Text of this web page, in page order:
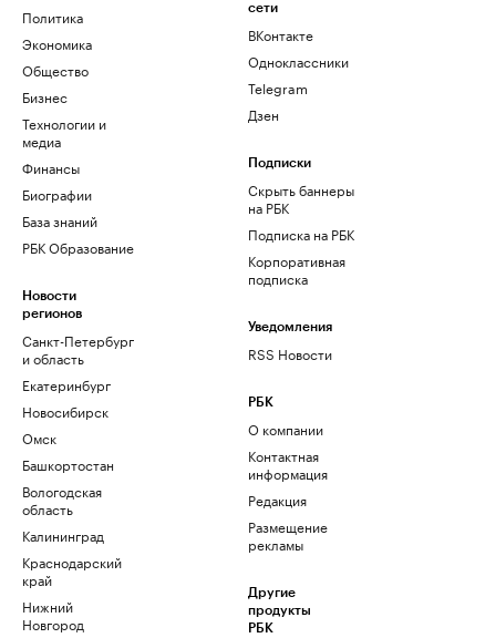
Политика
Экономика
Общество
Бизнес
Технологии и
медиа
Финансы
Биографии
База знаний
РБК Образование
Новости
регионов
Санкт-Петербург
и область
Екатеринбург
Новосибирск
Омск
Башкортостан
Вологодская
область
Калининград
Краснодарский
край
Нижний
Новгород
сети
ВКонтакте
Одноклассники
Telegram
Дзен
Подписки
Скрыть баннеры
на РБК
Подписка на РБК
Корпоративная
подписка
Уведомления
RSS Новости
РБК
О компании
Контактная
информация
Редакция
Размещение
рекламы
Другие
продукты
РБК